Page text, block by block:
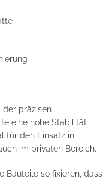
der präzisen
eine hohe Stabilität
für den Einsatz in
im privaten Bereich.
Bauteile so fixieren, dass